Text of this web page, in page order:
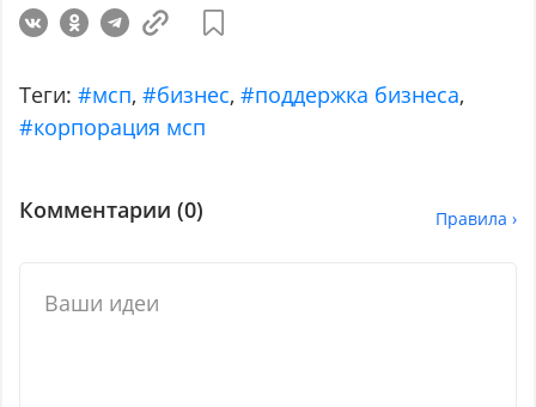
Теги: #мсп,#бизнес,#поддержка бизнеса,
#корпорация мсп
Комментарии (0) Правила ›